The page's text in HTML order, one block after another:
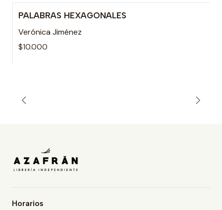
PALABRAS HEXAGONALES
Verónica Jiménez
$10.000
Horarios